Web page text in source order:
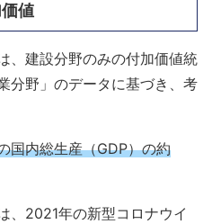
値
、建設分野のみの付加価値統
分野」のデータに基づき、考
国内総生産（GDP）の約
、2021年の新型コロナウイ